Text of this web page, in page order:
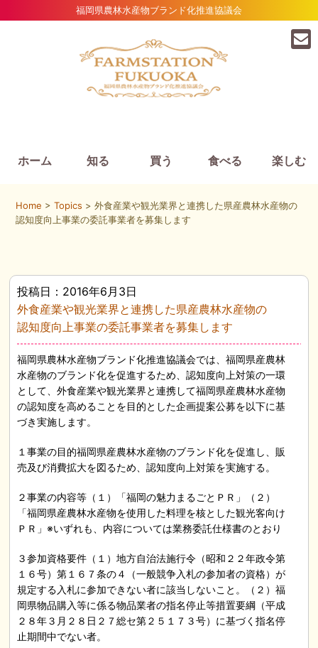
福岡県農林水産物ブランド化推進協議会
ホーム 知る 買う 食べる 楽しむ
Home >Topics > 外食産業や観光業界と連携した県産農林水産物の
認知度向上事業の委託事業者を募集します
投稿日：2016年6月3日
外食産業や観光業界と連携した県産農林水産物の
認知度向上事業の委託事業者を募集します
福岡県農林水産物ブランド化推進協議会では、福岡県産農林
水産物のブランド化を促進するため、認知度向上対策の一環
として、外食産業や観光業界と連携して福岡県産農林水産物
の認知度を高めることを目的とした企画提案公募を以下に基
づき実施します。
１事業の目的福岡県産農林水産物のブランド化を促進し、販
売及び消費拡大を図るため、認知度向上対策を実施する。
２事業の内容等（１）「福岡の魅力まるごとＰＲ」（２）
「福岡県産農林水産物を使用した料理を核とした観光客向け
ＰＲ」※いずれも、内容については業務委託仕様書のとおり
３参加資格要件（１）地方自治法施行令（昭和２２年政令第
１６号）第１６７条の４（一般競争入札の参加者の資格）が
規定する入札に参加できない者に該当しないこと。（２）福
岡県物品購入等に係る物品業者の指名停止等措置要綱（平成
２８年３月２８日２７総セ第２５１７３号）に基づく指名停
止期間中でない者。